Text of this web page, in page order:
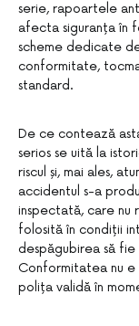
serie, rapoartele
afecta siguranța în
scheme dedicate
conformitate,
standard.
De ce contează
serios se uită la
riscul și, mai ales,
accidentul s-a
inspectată, care nu
folosită în condiții
despăgubirea să
Conformitatea nu e
polița validă în